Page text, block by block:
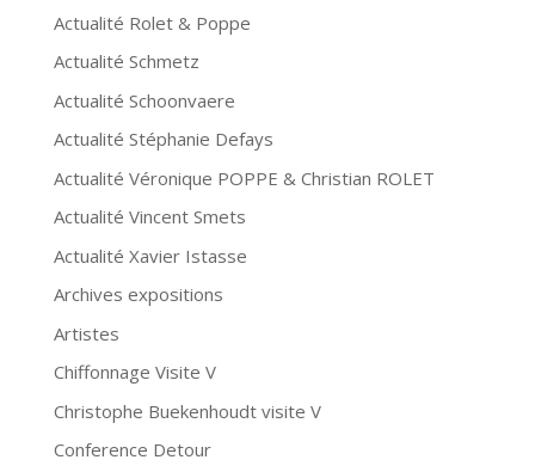
Actualité Rolet & Poppe
Actualité Schmetz
Actualité Schoonvaere
Actualité Stéphanie Defays
Actualité Véronique POPPE & Christian ROLET
Actualité Vincent Smets
Actualité Xavier Istasse
Archives expositions
Artistes
Chiffonnage Visite V
Christophe Buekenhoudt visite V
Conference Detour